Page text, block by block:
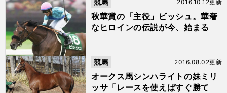
秋華賞の「主役」ビッシュ。華奢
なヒロインの伝説が今、始まる
2016.10.12更新
競馬
オークス馬シンハライトの妹ミリ
ッサ「レースを使えばすぐ勝て
2016.08.02更新
競馬